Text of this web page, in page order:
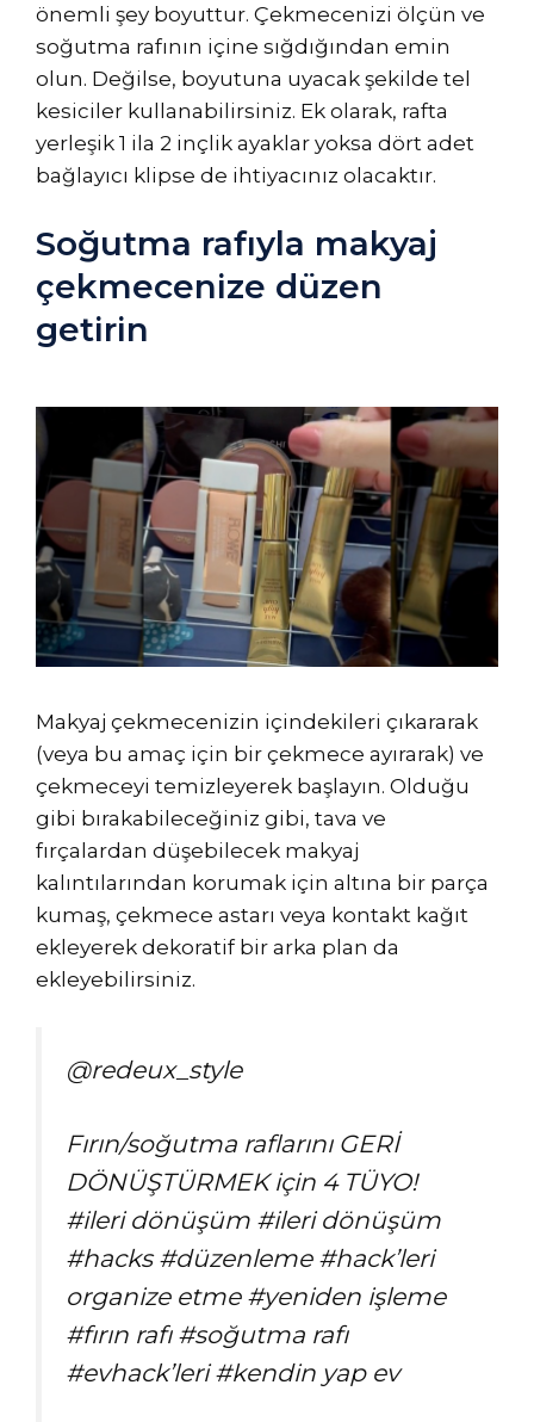
önemli şey boyuttur. Çekmecenizi ölçün ve
soğutma rafının içine sığdığından emin
olun. Değilse, boyutuna uyacak şekilde tel
kesiciler kullanabilirsiniz. Ek olarak, rafta
yerleşik 1 ila 2 inçlik ayaklar yoksa dört adet
bağlayıcı klipse de ihtiyacınız olacaktır.
Soğutma rafıyla makyaj
çekmecenize düzen
getirin
Makyaj çekmecenizin içindekileri çıkararak
(veya bu amaç için bir çekmece ayırarak) ve
çekmeceyi temizleyerek başlayın. Olduğu
gibi bırakabileceğiniz gibi, tava ve
fırçalardan düşebilecek makyaj
kalıntılarından korumak için altına bir parça
kumaş, çekmece astarı veya kontakt kağıt
ekleyerek dekoratif bir arka plan da
ekleyebilirsiniz.
@redeux_style
Fırın/soğutma raflarını GERİ
DÖNÜŞTÜRMEK için 4 TÜYO!
#ileri dönüşüm #ileri dönüşüm
#hacks #düzenleme #hack’leri
organize etme #yeniden işleme
#fırın rafı #soğutma rafı
#evhack’leri #kendin yap ev